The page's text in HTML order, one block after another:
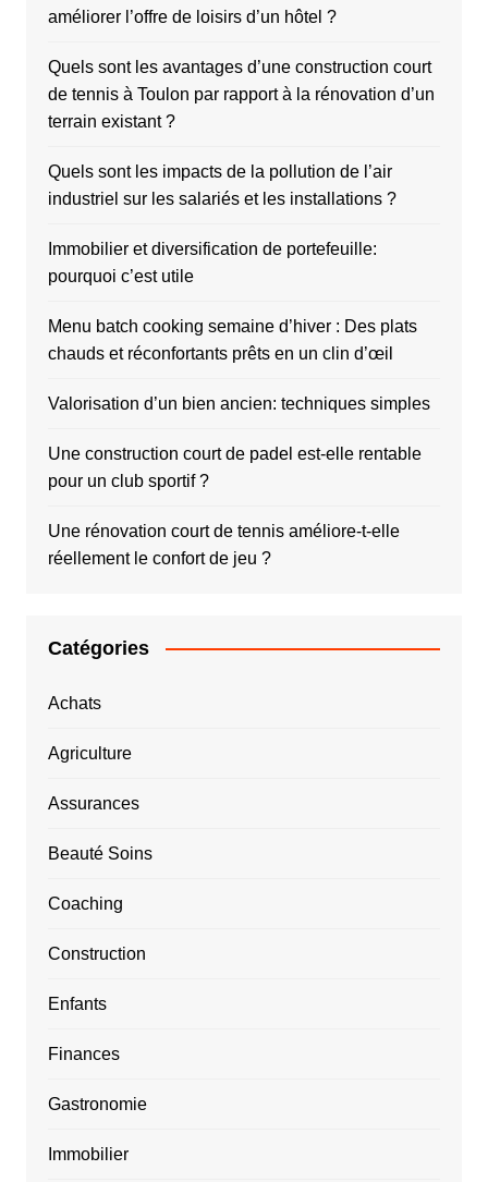
améliorer l’offre de loisirs d’un hôtel ?
Quels sont les avantages d’une construction court
de tennis à Toulon par rapport à la rénovation d’un
terrain existant ?
Quels sont les impacts de la pollution de l’air
industriel sur les salariés et les installations ?
Immobilier et diversification de portefeuille:
pourquoi c’est utile
Menu batch cooking semaine d’hiver : Des plats
chauds et réconfortants prêts en un clin d’œil
Valorisation d’un bien ancien: techniques simples
Une construction court de padel est-elle rentable
pour un club sportif ?
Une rénovation court de tennis améliore-t-elle
réellement le confort de jeu ?
Catégories
Achats
Agriculture
Assurances
Beauté Soins
Coaching
Construction
Enfants
Finances
Gastronomie
Immobilier